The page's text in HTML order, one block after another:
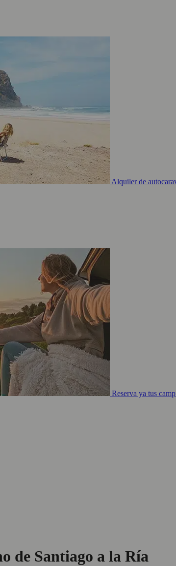
Alquiler de
Reserva ya tus
de Santiago a la Ría